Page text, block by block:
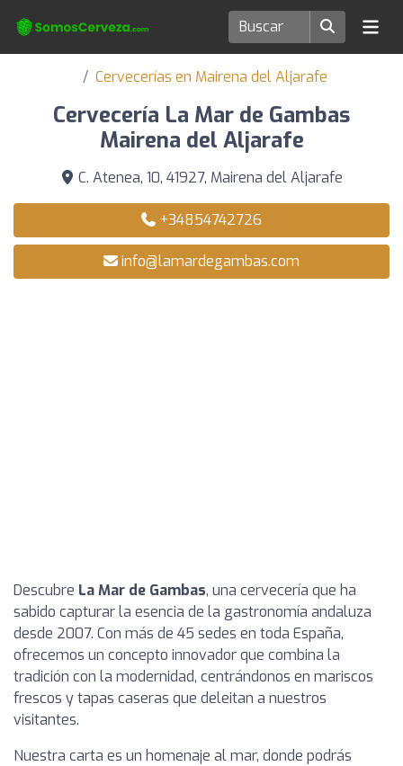
Cervecerías en Mairena del Aljarafe
Cervecería La Mar de Gambas
Mairena del Aljarafe
C. Atenea, 10, 41927, Mairena del Aljarafe
+34854742726
info@lamardegambas.com
Descubre La Mar de Gambas, una cervecería que ha
sabido capturar la esencia de la gastronomía andaluza
desde 2007. Con más de 45 sedes en toda España,
ofrecemos un concepto innovador que combina la
tradición con la modernidad, centrándonos en mariscos
frescos y tapas caseras que deleitan a nuestros
visitantes.
Nuestra carta es un homenaje al mar, donde podrás